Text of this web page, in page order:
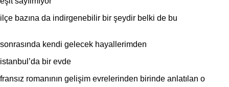
ilçe bazına da indirgenebilir bir şeydir belki de bu
sonrasında kendi gelecek hayallerimden
istanbul’da bir evde
fransız romanının gelişim evrelerinden birinde anlatılan o